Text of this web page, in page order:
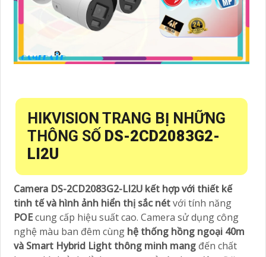
HIKVISION TRANG BỊ NHỮNG
THÔNG SỐ DS-2CD2083G2-
LI2U
Camera DS-2CD2083G2-LI2U kết hợp với thiết kế
tinh tế và hình ảnh hiển thị sắc nétvới tính năng
POEcung cấp hiệu suất cao. Camera sử dụng công
nghệ màu ban đêm cùng hệ thống hồng ngoại 40m
và Smart Hybrid Light thông minh mang đến chất